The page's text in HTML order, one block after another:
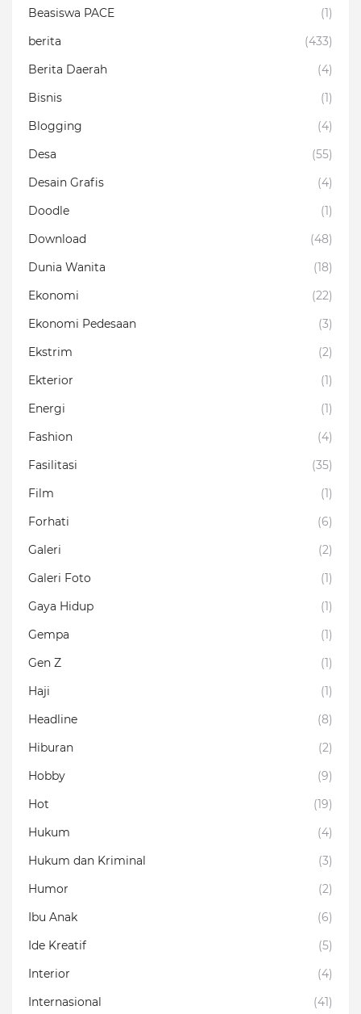
Beasiswa PACE
(1)
berita
(433)
Berita Daerah
(4)
Bisnis
(1)
Blogging
(4)
Desa
(55)
Desain Grafis
(4)
Doodle
(1)
Download
(48)
Dunia Wanita
(18)
Ekonomi
(22)
Ekonomi Pedesaan
(3)
Ekstrim
(2)
Ekterior
(1)
Energi
(1)
Fashion
(4)
Fasilitasi
(35)
Film
(1)
Forhati
(6)
Galeri
(2)
Galeri Foto
(1)
Gaya Hidup
(1)
Gempa
(1)
Gen Z
(1)
Haji
(1)
Headline
(8)
Hiburan
(2)
Hobby
(9)
Hot
(19)
Hukum
(4)
Hukum dan Kriminal
(3)
Humor
(2)
Ibu Anak
(6)
Ide Kreatif
(5)
Interior
(4)
Internasional
(41)